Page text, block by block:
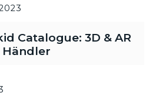
Catalogue: 3D & AR